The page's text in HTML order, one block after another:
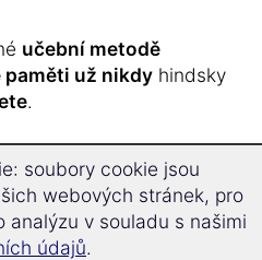
učební metodě
už nikdy hindsky
.
Superlearningvám
a postupovato 32,9
lepším soustředěním.
soubory cookie jsou
webových stránek, pro
analýzu v souladu s našimi
údajů.